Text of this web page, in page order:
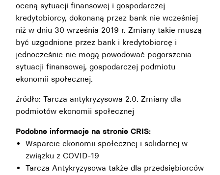
oceną sytuacji finansowej i gospodarczej
kredytobiorcy, dokonaną przez bank nie wcześniej
niż w dniu 30 września 2019 r. Zmiany takie muszą
być uzgodnione przez bank i kredytobiorcę i
jednocześnie nie mogą powodować pogorszenia
sytuacji finansowej, gospodarczej podmiotu
ekonomii społecznej.
źródło: Tarcza antykryzysowa 2.0. Zmiany dla
podmiotów ekonomii społecznej
Podobne informacje na stronie CRIS:
Wsparcie ekonomii społecznej i solidarnej w
związku z COVID-19
Tarcza Antykryzysowa także dla przedsiębiorców